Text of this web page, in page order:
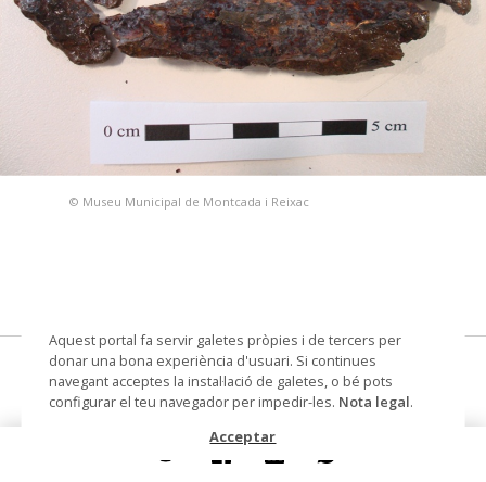
© Museu Municipal de Montcada i Reixac
punta de llança
Datació segle IV ante - segle III ante
Aquest portal fa servir galetes pròpies i de tercers per
donar una bona experiència d'usuari. Si continues
navegant acceptes la instal·lació de galetes, o bé pots
configurar el teu navegador per impedir-les. Nota legal.
Acceptar